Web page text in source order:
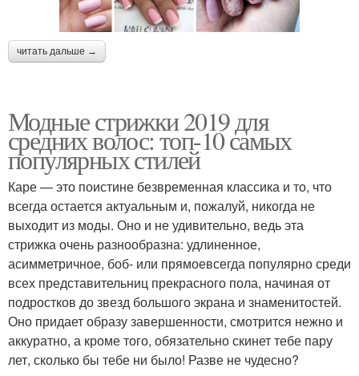
читать дальше →
Модные стрижки 2019 для
средних волос: топ-10 самых
популярных стилей
Каре — это поистине безвременная классика и то, что
всегда остается актуальным и, пожалуй, никогда не
выходит из моды. Оно и не удивительно, ведь эта
стрижка очень разнообразна: удлиненное,
асимметричное, боб- или прямоевсегда популярно среди
всех представительниц прекрасного пола, начиная от
подростков до звезд большого экрана и знаменитостей.
Оно придает образу завершенности, смотрится нежно и
аккуратно, а кроме того, обязательно скинет тебе пару
лет, сколько бы тебе ни было! Разве не чудесно?